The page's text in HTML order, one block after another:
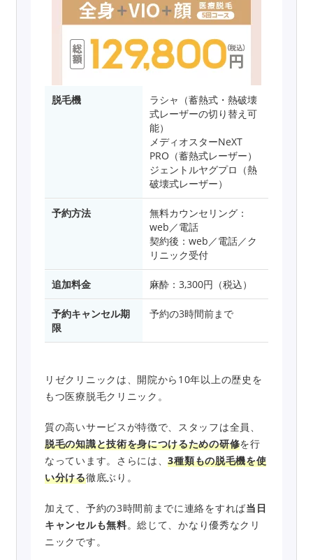
脱毛機
ラシャ（蓄熱式・熱破壊
式レーザーの切り替え可
能）
メディオスターNeXT
PRO（蓄熱式レーザー）
ジェントルヤグプロ（熱
破壊式レーザー）
予約方法
無料カウンセリング：
web／電話
契約後：web／電話／ク
リニック受付
追加料金 麻酔：3,300円（税込）
予約キャンセル期
限
予約の3時間前まで
リゼクリニックは、開院から10年以上の歴史を
もつ医療脱毛クリニック。
質の高いサービスが特徴で、スタッフは全員、
脱毛の知識と技術を身につけるための研修を行
なっています。さらには、3種類もの脱毛機を使
い分ける徹底ぶり。
加えて、予約の3時間前までに連絡をすれば当日
キャンセルも無料。総じて、かなり優秀なクリ
ニックです。